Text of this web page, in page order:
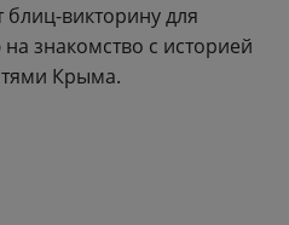
викторину для
знакомство с историей
Крыма.